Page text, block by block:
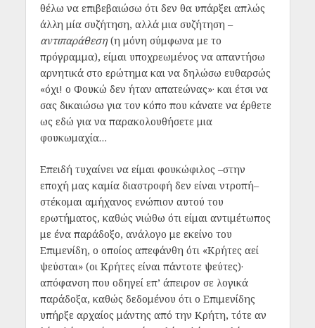
θέλω να επιβεβαιώσω ότι δεν θα υπάρξει απλώς
άλλη μία συζήτηση, αλλά μια συζήτηση –
αντιπαράθεση(η μόνη σύμφωνα με το
πρόγραμμα), είμαι υποχρεωμένος να απαντήσω
αρνητικά στο ερώτημα και να δηλώσω ευθαρσώς
«όχι! ο Φουκώ δεν ήταν απατεώνας»· και έτσι να
σας δικαιώσω για τον κόπο που κάνατε να έρθετε
ως εδώ για να παρακολουθήσετε μια
φουκωμαχία…
Επειδή τυχαίνει να είμαι φουκώφιλος –στην
εποχή μας καμία διαστροφή δεν είναι ντροπή–
στέκομαι αμήχανος ενώπιον αυτού του
ερωτήματος, καθώς νιώθω ότι είμαι αντιμέτωπος
με ένα παράδοξο, ανάλογο με εκείνο του
Επιμενίδη, ο οποίος απεφάνθη ότι «Κρήτες αεί
ψεύσται» (οι Κρήτες είναι πάντοτε ψεύτες)·
απόφανση που οδηγεί επ’ άπειρον σε λογικά
παράδοξα, καθώς δεδομένου ότι ο Επιμενίδης
υπήρξε αρχαίος μάντης από την Κρήτη, τότε αν